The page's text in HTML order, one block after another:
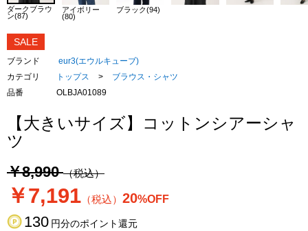
ダークブラウ
ン(87)
アイボリー
(80)
ブラック(94)
SALE
ブランド
eur3(エウルキューブ)
カテゴリ
トップス >
ブラウス・シャツ
品番
OLBJA01089
【大きいサイズ】コットンシアーシャ
ツ
￥8,990（税込）
￥7,191 （税込） 20%OFF
130 円分のポイント還元